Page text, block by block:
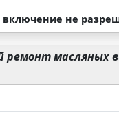
не
ремонт масляных